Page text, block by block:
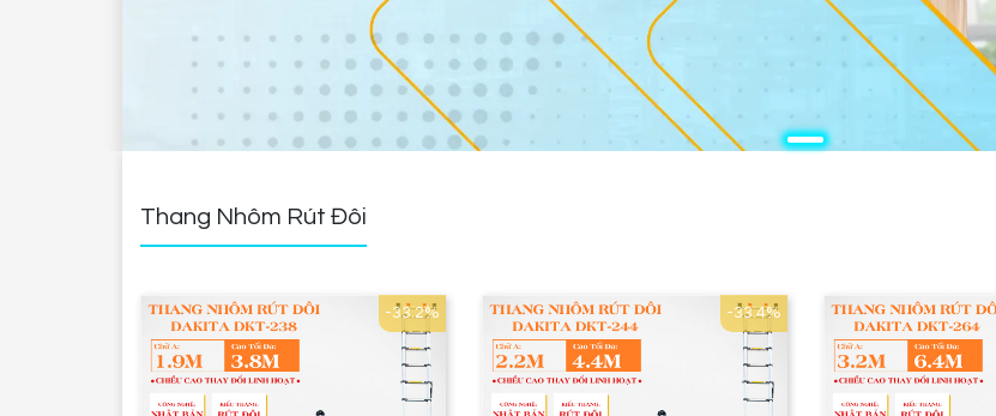
Thang Nhôm Rút Đôi
-33.2% -33.4%